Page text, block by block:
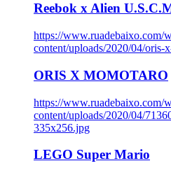
Reebok x Alien
https://www.ruadebaixo.com/
content/uploads/2020/04/
ORIS X MOMOTARO
https://www.ruadebaixo.com/
content/uploads/2020/04/
335x256.jpg
LEGO Super Mario